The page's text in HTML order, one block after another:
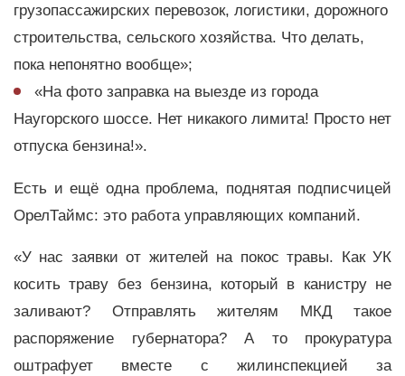
грузопассажирских перевозок, логистики, дорожного
строительства, сельского хозяйства. Что делать,
пока непонятно вообще»;
«На фото заправка на выезде из города
Наугорского шоссе. Нет никакого лимита! Просто нет
отпуска бензина!».
Есть и ещё одна проблема, поднятая подписчицей
ОрелТаймс: это работа управляющих компаний.
«У нас заявки от жителей на покос травы. Как УК
косить траву без бензина, который в канистру не
заливают? Отправлять жителям МКД такое
распоряжение губернатора? А то прокуратура
оштрафует вместе с жилинспекцией за